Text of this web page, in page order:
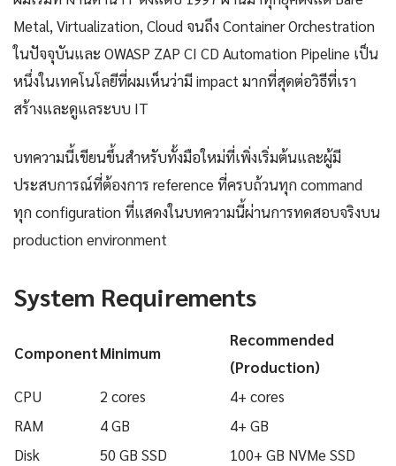
Metal, Virtualization, Cloud จนถึง Container Orchestration
ในปัจจุบันและ OWASP ZAP CI CD Automation Pipeline เป็น
หนึ่งในเทคโนโลยีที่ผมเห็นว่ามี impact มากที่สุดต่อวิธีที่เรา
สร้างและดูแลระบบ IT
บทความนี้เขียนขึ้นสำหรับทั้งมือใหม่ที่เพิ่งเริ่มต้นและผู้มี
ประสบการณ์ที่ต้องการ reference ที่ครบถ้วนทุก command
ทุก configuration ที่แสดงในบทความนี้ผ่านการทดสอบจริงบน
production environment
System Requirements
ComponentMinimum
Recommended
(Production)
CPU
2 cores
4+ cores
RAM
4 GB
4+ GB
Disk
50 GB SSD 100+ GB NVMe SSD